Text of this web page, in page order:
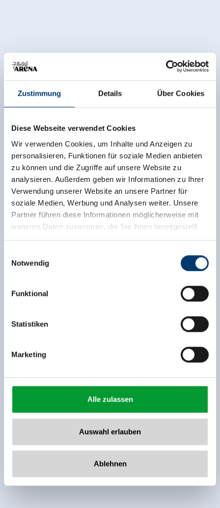
Zustimmung Details Über Cookies
Diese Webseite verwendet Cookies
Wir verwenden Cookies, um Inhalte und Anzeigen zu
personalisieren, Funktionen für soziale Medien anbieten
zu können und die Zugriffe auf unsere Website zu
analysieren. Außerdem geben wir Informationen zu Ihrer
Verwendung unserer Website an unsere Partner für
soziale Medien, Werbung und Analysen weiter. Unsere
Partner führen diese Informationen möglicherweise mit
weiteren Daten zusammen, die Sie ihnen bereitgestellt
haben oder die sie im Rahmen Ihrer Nutzung der Dienste
Rohr 23// A-6280 Zell am Ziller
www.zillertalarena.com
Notwendig
Funktional
Statistiken
Marketing
Alle zulassen
Auswahl erlauben
Ablehnen